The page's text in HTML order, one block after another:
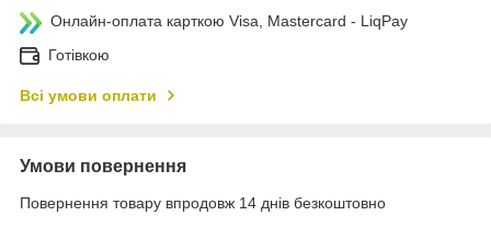
Онлайн-оплата карткою Visa, Mastercard - LiqPay
Готівкою
Всі умови оплати
Умови повернення
Повернення товару впродовж 14 днів безкоштовно